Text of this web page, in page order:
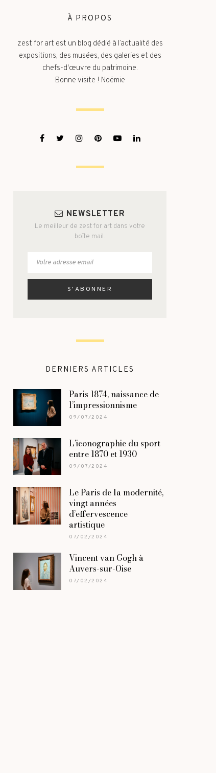
À PROPOS
zest for art est un blog dédié à l’actualité des
expositions, des musées, des galeries et des
chefs-d'œuvre du patrimoine.
Bonne visite ! Noëmie
NEWSLETTER
Le meilleur de zest for art dans votre
boîte mail.
DERNIERS ARTICLES
Paris 1874, naissance de
l’impressionnisme
09/07/2024
L’iconographie du sport
entre 1870 et 1930
09/07/2024
Le Paris de la modernité,
vingt années
d’effervescence
artistique
07/02/2024
Vincent van Gogh à
Auvers-sur-Oise
07/02/2024